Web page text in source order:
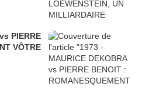
PIERRE
VÔTRE